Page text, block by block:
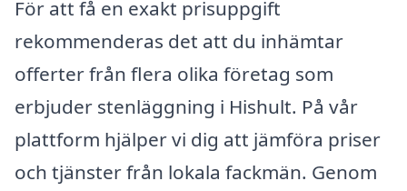
För att få en exakt prisuppgift
rekommenderas det att du inhämtar
offerter från flera olika företag som
erbjuder stenläggning i Hishult. På vår
plattform hjälper vi dig att jämföra priser
och tjänster från lokala fackmän. Genom